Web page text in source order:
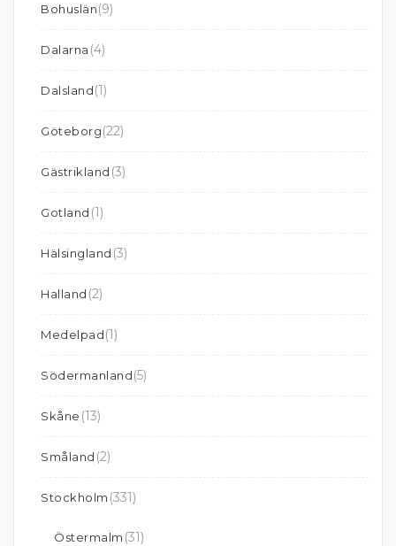
Bohuslän(9)
Dalarna (4)
Dalsland(1)
Göteborg(22)
Gästrikland (3)
Gotland (1)
Hälsingland (3)
Halland (2)
Medelpad(1)
Södermanland(5)
Skåne (13)
Småland (2)
Stockholm (331)
Östermalm (31)